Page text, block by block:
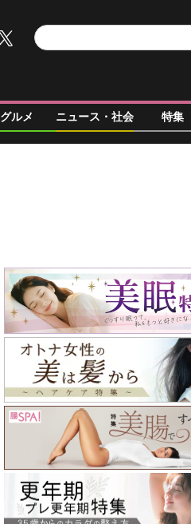
グルメ ニュース・社会 特集